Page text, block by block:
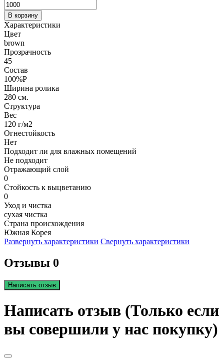
В корзину
Характеристики
Цвет
brown
Прозрачность
45
Состав
100%P
Ширина ролика
280 см.
Структура
Вес
120 г/м2
Огнестойкость
Нет
Подходит ли для влажных помещений
Не подходит
Отражающий слой
0
Стойкость к выцветанию
0
Уход и чистка
сухая чистка
Страна происхождения
Южная Корея
Развернуть характеристики Свернуть характеристики
Отзывы 0
Написать отзыв
Написать отзыв (Только если
вы совершили у нас покупку)